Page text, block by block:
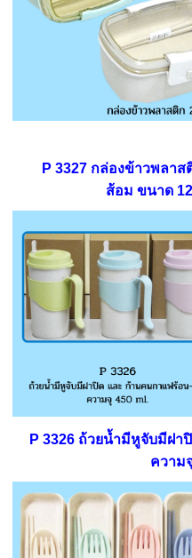
P 3327 กล่องข้าวพลา
ส้อม ขนาด
P 3326 ถ้วยน้ำมีหูจับมีฝ
ความ